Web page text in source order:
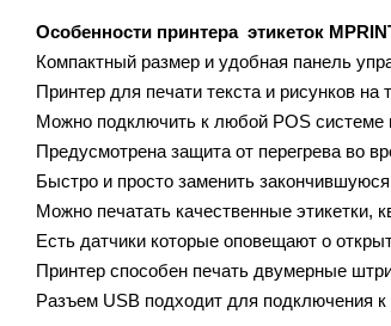
Особенности принтера этикеток
Компактный размер и удобная панель
Принтер для печати текста и рисунков на
Можно подключить к любой POS системе
Предусмотрена защита от перегрева во
Быстро и просто заменить закончившуюся
Можно печатать качественные этикетки,
Есть датчики которые оповещают о
Принтер способен печать двумерные
Разъем USB подходит для подключения